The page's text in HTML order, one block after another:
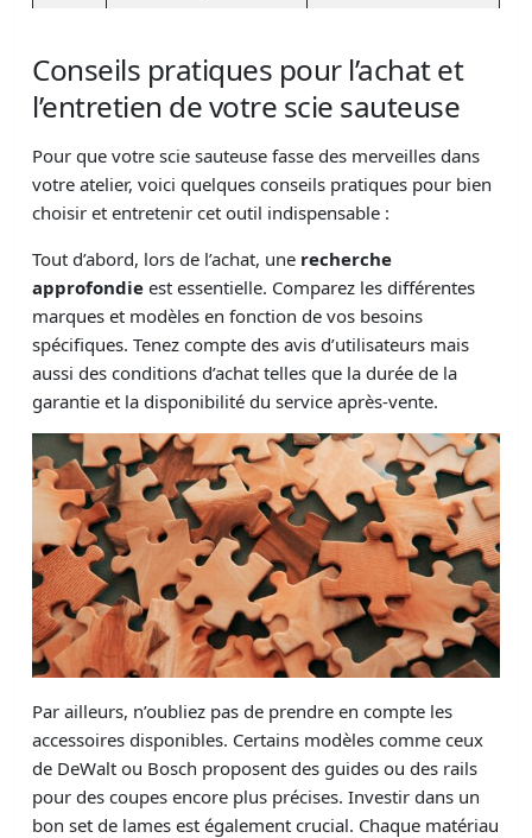
Conseils pratiques pour l’achat et
l’entretien de votre scie sauteuse
Pour que votre scie sauteuse fasse des merveilles dans
votre atelier, voici quelques conseils pratiques pour bien
choisir et entretenir cet outil indispensable :
Tout d’abord, lors de l’achat, une recherche
approfondie est essentielle. Comparez les différentes
marques et modèles en fonction de vos besoins
spécifiques. Tenez compte des avis d’utilisateurs mais
aussi des conditions d’achat telles que la durée de la
garantie et la disponibilité du service après-vente.
Par ailleurs, n’oubliez pas de prendre en compte les
accessoires disponibles. Certains modèles comme ceux
de DeWalt ou Bosch proposent des guides ou des rails
pour des coupes encore plus précises. Investir dans un
bon set de lames est également crucial. Chaque matériau